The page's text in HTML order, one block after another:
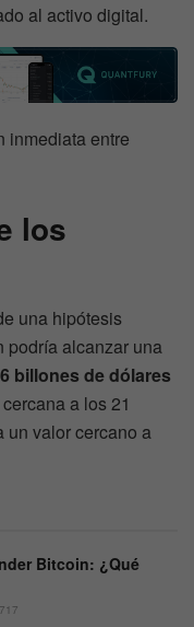
al activo digital.
inmediata entre
los
una hipótesis
podría alcanzar una
billones de dólares
a los 21
un valor cercano a
Bitcoin: ¿Qué
717